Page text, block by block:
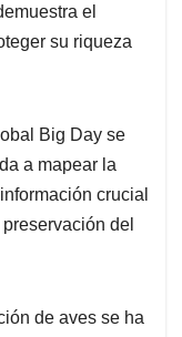
el
su riqueza
Big Day se
a mapear la
crucial
del
de aves se ha